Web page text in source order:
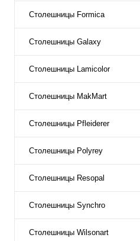
Столешницы Formica
Столешницы Galaxy
Столешницы Lamicolor
Столешницы MakMart
Столешницы Pfleiderer
Столешницы Polyrey
Столешницы Resopal
Столешницы Synchro
Столешницы Wilsonart